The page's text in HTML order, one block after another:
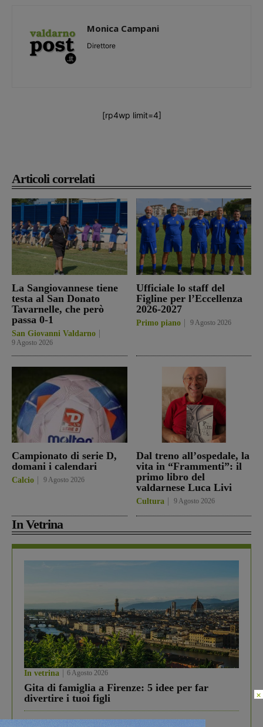
Articoli correlati
La Sangiovannese tiene
testa al San Donato
Tavarnelle, che però
passa 0-1
San Giovanni Valdarno
9 Agosto 2026
Ufficiale lo staff del
Figline per l’Eccellenza
2026-2027
Primo piano 9 Agosto 2026
Campionato di serie D,
domani i calendari
Calcio 9 Agosto 2026
Dal treno all’ospedale, la
vita in “Frammenti”: il
primo libro del
valdarnese Luca Livi
Cultura 9 Agosto 2026
In Vetrina
In vetrina 6 Agosto 2026
Gita di famiglia a Firenze: 5 idee per far
divertire i tuoi figli
Monica Campani
Direttore
[rp4wp limit=4]
×